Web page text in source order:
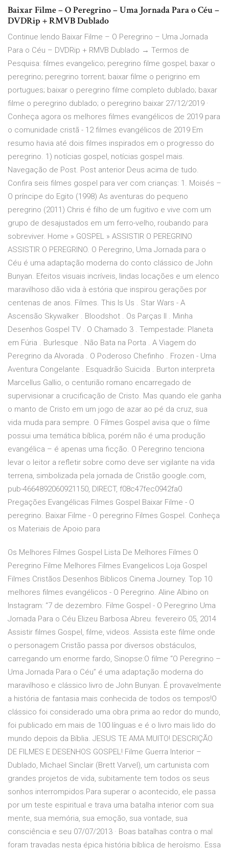
Baixar Filme – O Peregrino – Uma Jornada Para o Céu –
DVDRip + RMVB Dublado
Continue lendo Baixar Filme – O Peregrino – Uma Jornada
Para o Céu – DVDRip + RMVB Dublado → Termos de
Pesquisa: filmes evangelico; peregrino filme gospel; baxar o
peregrino; peregrino torrent; baixar filme o perigrino em
portugues; baixar o peregrino filme completo dublado; baxar
filme o peregrino dublado; o peregrino baixar 27/12/2019 ·
Conheça agora os melhores filmes evangélicos de 2019 para
o comunidade cristã - 12 filmes evangélicos de 2019 Em
resumo havia até dois filmes inspirados em o progresso do
peregrino. 1) notícias gospel, notícias gospel mais.
Navegação de Post. Post anterior Deus acima de tudo.
Confira seis filmes gospel para ver com crianças: 1. Moisés –
O príncipe do Egito (1998) As aventuras do pequeno
peregrino (2011) Chris é filho de um fugitivo e vive com um
grupo de desajustados em um ferro-velho, roubando para
sobreviver. Home » GOSPEL » ASSISTIR O PEREGRINO
ASSISTIR O PEREGRINO. O Peregrino, Uma Jornada para o
Céu é uma adaptação moderna do conto clássico de John
Bunyan. Efeitos visuais incríveis, lindas locações e um elenco
maravilhoso dão vida à estória que inspirou gerações por
centenas de anos. Filmes. This Is Us . Star Wars - A
Ascensão Skywalker . Bloodshot . Os Parças ll . Minha
Desenhos Gospel TV . O Chamado 3 . Tempestade: Planeta
em Fúria . Burlesque . Não Bata na Porta . A Viagem do
Peregrino da Alvorada . O Poderoso Chefinho . Frozen - Uma
Aventura Congelante . Esquadrão Suicida . Burton interpreta
Marcellus Gallio, o centurião romano encarregado de
supervisionar a crucificação de Cristo. Mas quando ele ganha
o manto de Cristo em um jogo de azar ao pé da cruz, sua
vida muda para sempre. O Filmes Gospel avisa que o filme
possui uma temática bíblica, porém não é uma produção
evangélica – é apenas uma ficção. O Peregrino tenciona
levar o leitor a refletir sobre como deve ser vigilante na vida
terrena, simbolizada pela jornada de Cristão google.com,
pub-4664892060921150, DIRECT, f08c47fec0942fa0
Pregações Evangélicas Filmes Gospel Baixar Filme - O
peregrino. Baixar Filme - O peregrino Filmes Gospel. Conheça
os Materiais de Apoio para
Os Melhores Filmes Gospel Lista De Melhores Filmes O
Peregrino Filme Melhores Filmes Evangelicos Loja Gospel
Filmes Cristãos Desenhos Biblicos Cinema Journey. Top 10
melhores filmes evangélicos - O Peregrino. Aline Albino on
Instagram: “7 de dezembro. Filme Gospel - O Peregrino Uma
Jornada Para o Céu Elizeu Barbosa Abreu. fevereiro 05, 2014
Assistir filmes Gospel, filme, videos. Assista este filme onde
o personagem Cristão passa por diversos obstáculos,
carregando um enorme fardo, Sinopse:O filme “O Peregrino –
Uma Jornada Para o Céu” é uma adaptação moderna do
maravilhoso e clássico livro de John Bunyan. É provavelmente
a história de fantasia mais conhecida de todos os tempos!O
clássico foi considerado uma obra prima ao redor do mundo,
foi publicado em mais de 100 línguas e é o livro mais lido do
mundo depois da Bíblia. JESUS TE AMA MUITO! DESCRIÇÃO
DE FILMES E DESENHOS GOSPEL! Filme Guerra Interior –
Dublado, Michael Sinclair (Brett Varvel), um cartunista com
grandes projetos de vida, subitamente tem todos os seus
sonhos interrompidos.Para superar o acontecido, ele passa
por um teste espiritual e trava uma batalha interior com sua
mente, sua memória, sua emoção, sua vontade, sua
consciência e seu 07/07/2013 · Boas batalhas contra o mal
foram travadas nesta épica história bíblica de heroísmo. Essa